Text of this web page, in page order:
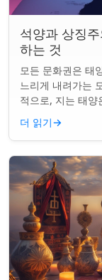
석양과 상징
하는 것
모든 문화권은 태
느리게 내려가는
적으로, 지는 태양
를 갖게 되었습니
더 읽기→